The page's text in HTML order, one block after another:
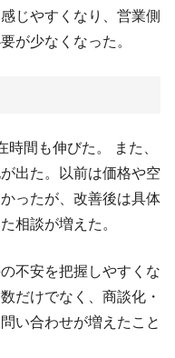
じやすくなり、営業側
が少なくなった。
間も伸びた。 また、
出た。以前は価格や空
ったが、改善後は具体
相談が増えた。
不安を把握しやすくな
だけでなく、商談化・
い合わせが増えたこと